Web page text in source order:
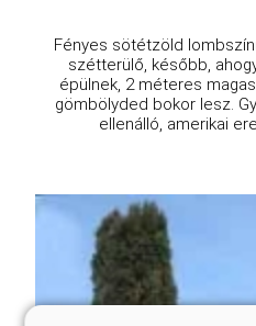
Fényes sötétzöld
szétterülő, később,
épülnek, 2 méteres
gömbölyded bokor lesz.
ellenálló, amerikai